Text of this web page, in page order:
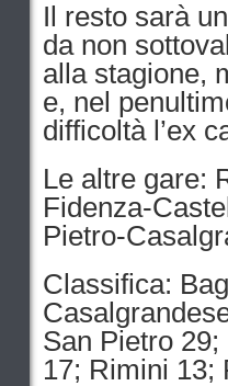
Il resto sarà
da non
alla stagione,
e, nel
difficoltà l’ex
Le altre gare:
Fidenza-
Pietro-
Classifica:
San Pietro
17; Rimini 13;